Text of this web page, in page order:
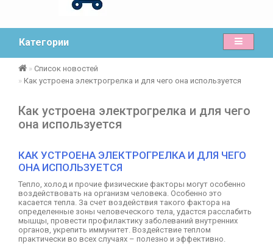
Категории
Список новостей
Как устроена электрогрелка и для чего она используется
Как устроена электрогрелка и для чего
она используется
КАК УСТРОЕНА ЭЛЕКТРОГРЕЛКА И ДЛЯ ЧЕГО
ОНА ИСПОЛЬЗУЕТСЯ
Тепло, холод и прочие физические факторы могут особенно
воздействовать на организм человека. Особенно это
касается тепла. За счет воздействия такого фактора на
определенные зоны человеческого тела, удастся расслабить
мышцы, провести профилактику заболеваний внутренних
органов, укрепить иммунитет. Воздействие теплом
практически во всех случаях – полезно и эффективно.